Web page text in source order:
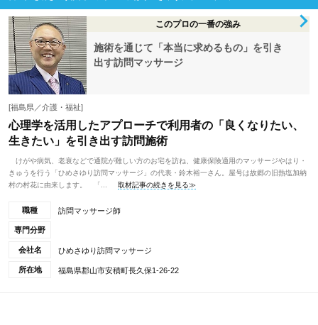
このプロの一番の強み
施術を通じて「本当に求めるもの」を引き
出す訪問マッサージ
[福島県／介護・福祉]
心理学を活用したアプローチで利用者の「良くなりたい、
生きたい」を引き出す訪問施術
けがや病気、老衰などで通院が難しい方のお宅を訪ね、健康保険適用のマッサージやはり・
きゅうを行う「ひめさゆり訪問マッサージ」の代表・鈴木裕一さん。屋号は故郷の旧熱塩加納
村の村花に由来します。 「...
取材記事の続きを見る≫
職種 訪問マッサージ師
専門分野
会社名 ひめさゆり訪問マッサージ
所在地 福島県郡山市安積町長久保1-26-22